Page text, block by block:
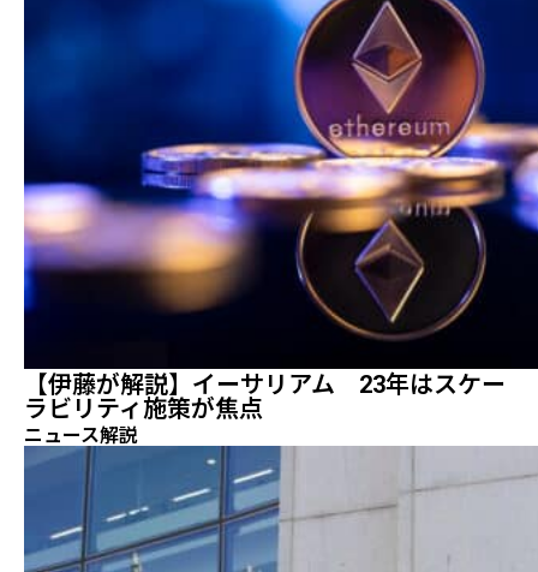
【伊藤が解説】イーサリアム 23年はスケー
ラビリティ施策が焦点
ニュース解説